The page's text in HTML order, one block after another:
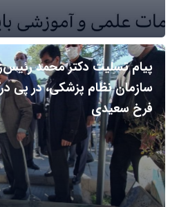
پیام تسلیت دکتر محمد
سازمان نظام پزشکی، در پی
فرخ سعیدی